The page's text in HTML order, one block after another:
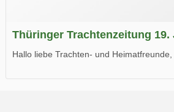
Thüringer Trachtenzeitung 19.
Hallo liebe Trachten- und Heimatfreunde,